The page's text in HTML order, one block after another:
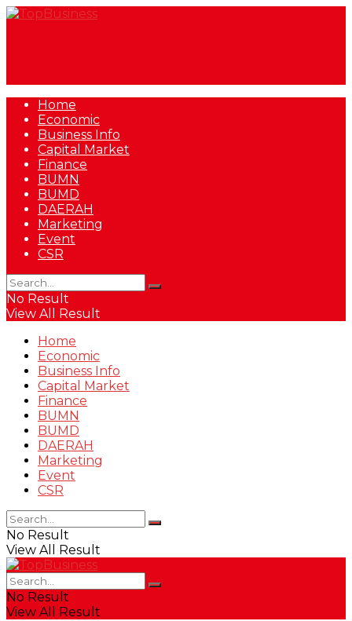
Home
Economic
Business Info
Capital Market
Finance
BUMN
BUMD
DAERAH
Marketing
Event
CSR
No Result
View All Result
Home
Economic
Business Info
Capital Market
Finance
BUMN
BUMD
DAERAH
Marketing
Event
CSR
No Result
View All Result
No Result
View All Result